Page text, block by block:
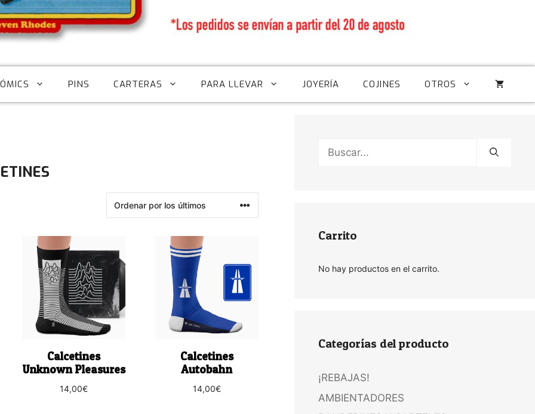
PINS CARTERAS PARA LLEVAR JOYERÍA COJINES OTROS
Calcetines
Unknown Pleasures
14,00€
Este
producto
tiene
múltiples
variantes.
Las
opciones
pueden
elegir
Calcetines
Autobahn
14,00€
Este
producto
tiene
múltiples
variantes.
Las
opciones
pueden
elegir
Buscar:
Carrito
No hay productos en el carrito.
Categorías del producto
¡REBAJAS!
AMBIENTADORES